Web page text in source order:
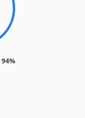
94%